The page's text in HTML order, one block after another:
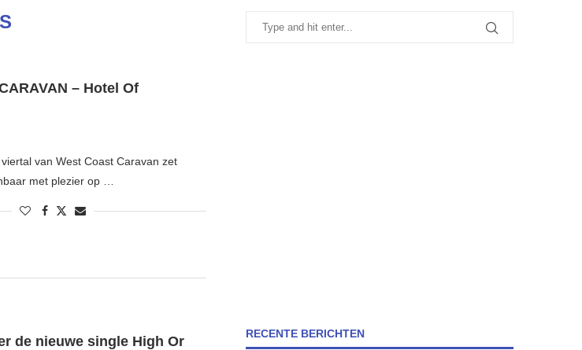
– Hotel Of
van West Coast Caravan zet
met plezier op …
de nieuwe single High Or
RECENTE BERICHTEN